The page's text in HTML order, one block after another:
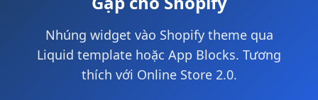
Nhúng widget vào Shopify theme qua
Liquid template hoặc App Blocks. Tương
thích với Online Store 2.0.